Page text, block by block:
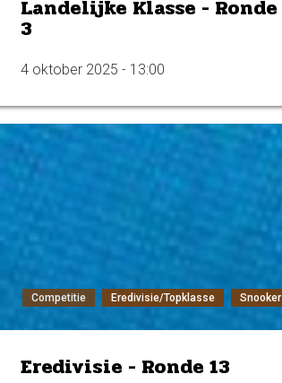
Landelijke Klasse - Ronde
3
4 oktober 2025 - 13:00
Competitie Eredivisie/Topklasse Snooker
Eredivisie - Ronde 13